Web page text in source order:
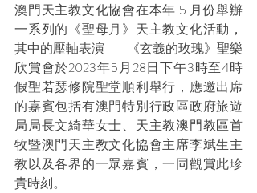
澳門天主教文化協會在本年 5 月份舉辦
一系列的《聖母月》天主教文化活動 ，
其中的壓軸表演——《玄義的玫瑰》聖樂
欣賞會於2023年5月28日下午3時至4時
假聖若瑟修院聖堂順利舉行，應邀出席
的嘉賓包括有澳門特別行政區政府旅遊
局局長文綺華女士、天主教澳門教區首
牧暨澳門天主教文化協會主席李斌生主
教以及各界的一眾嘉賓，一同觀賞此珍
貴時刻。